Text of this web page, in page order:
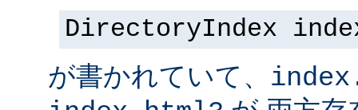
DirectoryIndex
が書かれていて、